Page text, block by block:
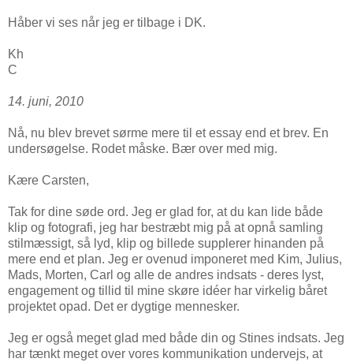
Håber vi ses når jeg er tilbage i DK.
Kh
C
14. juni, 2010
Nå, nu blev brevet sørme mere til et essay end et brev. En
undersøgelse. Rodet måske. Bær over med mig.
Kære Carsten,
Tak for dine søde ord. Jeg er glad for, at du kan lide både
klip og fotografi, jeg har bestræbt mig på at opnå samling
stilmæssigt, så lyd, klip og billede supplerer hinanden på
mere end et plan. Jeg er ovenud imponeret med Kim, Julius,
Mads, Morten, Carl og alle de andres indsats - deres lyst,
engagement og tillid til mine skøre idéer har virkelig båret
projektet opad. Det er dygtige mennesker.
Jeg er også meget glad med både din og Stines indsats. Jeg
har tænkt meget over vores kommunikation undervejs, at